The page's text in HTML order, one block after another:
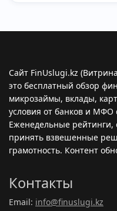
Сайт FinUslugi.kz
это бесплатный обзор
микрозаймы, вклады,
условия от банков и
Еженедельные рейтинги,
принять взвешенные
грамотность. Контент
Контакты
Email: info@finuslugi.kz